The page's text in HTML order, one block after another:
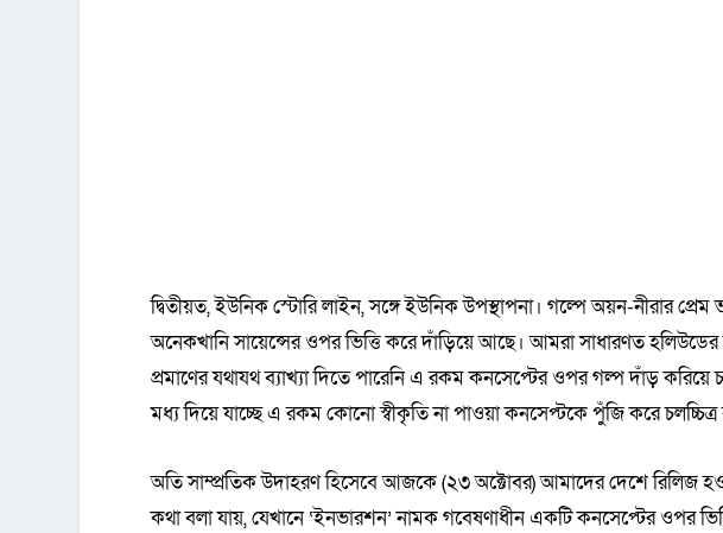
দ্বিতীয়ত, ইউনিক স্টোরি লাইন, সঙ্গে ইউনিক উপস্থাপনা। গল্পে অয়ন-নীরার
অনেকখানি সায়েন্সের ওপর ভিত্তি করে দাঁড়িয়ে আছে। আমরা সাধারণত
প্রমাণের যথাযথ ব্যাখ্যা দিতে পারেনি এ রকম কনসেপ্টের ওপর গল্প দাঁড় করিয়ে
মধ্য দিয়ে যাচ্ছে এ রকম কোনো স্বীকৃতি না পাওয়া কনসেপ্টকে পুঁজি করে চলচ্চিত্র
অতি সাম্প্রতিক উদাহরণ হিসেবে আজকে (২৩ অক্টোবর) আমাদের দেশে রিলিজ
কথা বলা যায়, যেখানে ‘ইনভারশন’ নামক গবেষণাধীন একটি কনসেপ্টের ওপর